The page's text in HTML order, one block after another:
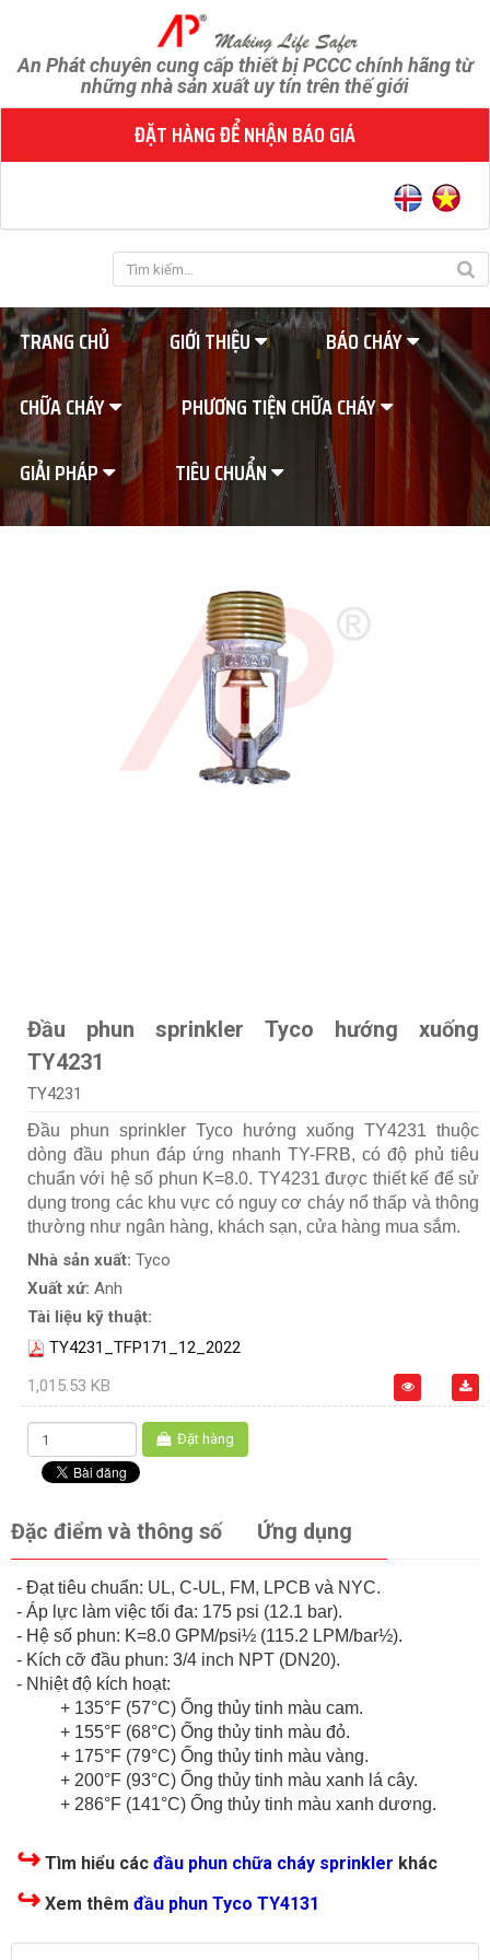
An Phát chuyên cung cấp thiết bị PCCC chính hãng từ
những nhà sản xuất uy tín trên thế giới
ĐẶT HÀNG ĐỂ NHẬN BÁO GIÁ
TRANG CHỦ GIỚI THIỆU
BÁO CHÁY
CHỮA CHÁY
PHƯƠNG TIỆN CHỮA CHÁY
GIẢI PHÁP
TIÊU CHUẨN
Đầu phun sprinkler Tyco hướng xuống
TY4231
TY4231
Đầu phun sprinkler Tyco hướng xuống TY4231 thuộc
dòng đầu phun đáp ứng nhanh TY-FRB, có độ phủ tiêu
chuẩn với hệ số phun K=8.0. TY4231 được thiết kế để sử
dụng trong các khu vực có nguy cơ cháy nổ thấp và thông
thường như ngân hàng, khách sạn, cửa hàng mua sắm.
Nhà sản xuất: Tyco
Xuất xứ: Anh
Tài liệu kỹ thuật:
TY4231_TFP171_12_2022
1,015.53 KB
Đặt hàng
Đặc điểm và thông số Ứng dụng
- Đạt tiêu chuẩn: UL, C-UL, FM, LPCB và NYC.
- Áp lực làm việc tối đa: 175 psi (12.1 bar).
- Hệ số phun: K=8.0 GPM/psi½ (115.2 LPM/bar½).
- Kích cỡ đầu phun: 3/4 inch NPT (DN20).
- Nhiệt độ kích hoạt:
+ 135°F (57°C) Ống thủy tinh màu cam.
+ 155°F (68°C) Ống thủy tinh màu đỏ.
+ 175°F (79°C) Ống thủy tinh màu vàng.
+ 200°F (93°C) Ống thủy tinh màu xanh lá cây.
+ 286°F (141°C) Ống thủy tinh màu xanh dương.
↪ Tìm hiểu các đầu phun chữa cháy sprinkler khác
↪ Xem thêm đầu phun Tyco TY4131